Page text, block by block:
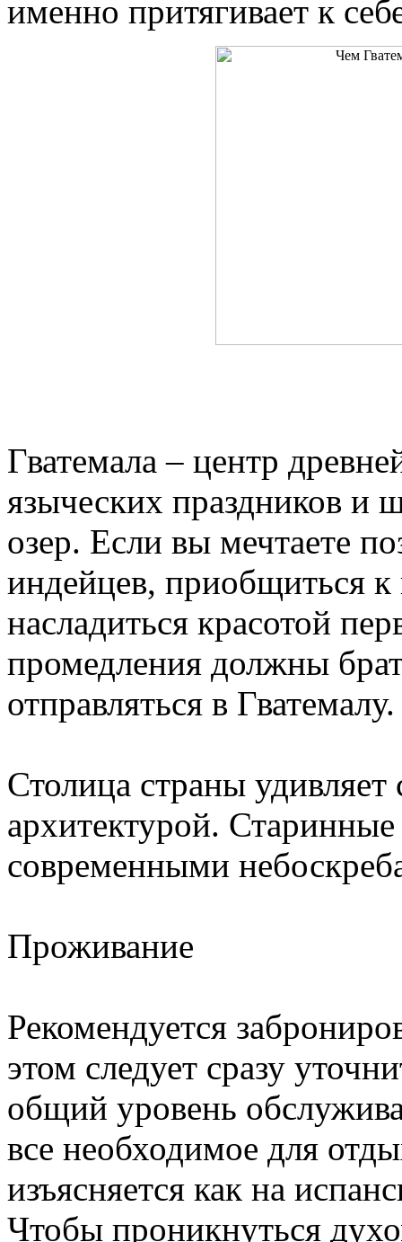
именно притягивает к
Гватемала – центр
языческих праздников и
озер. Если вы мечтаете
индейцев, приобщиться
насладиться красотой
промедления должны
отправляться в
Столица страны
архитектурой.
современными
Проживание
Рекомендуется
этом следует сразу
общий уровень
все необходимое для
изъясняется как на
Чтобы проникнуться